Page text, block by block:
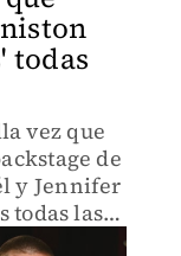
todas
vez que
de
y Jennifer
todas las